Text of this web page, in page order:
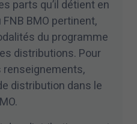
parts qu’il détient en
BMO pertinent,
du programme
distributions. Pour
distribution dans le